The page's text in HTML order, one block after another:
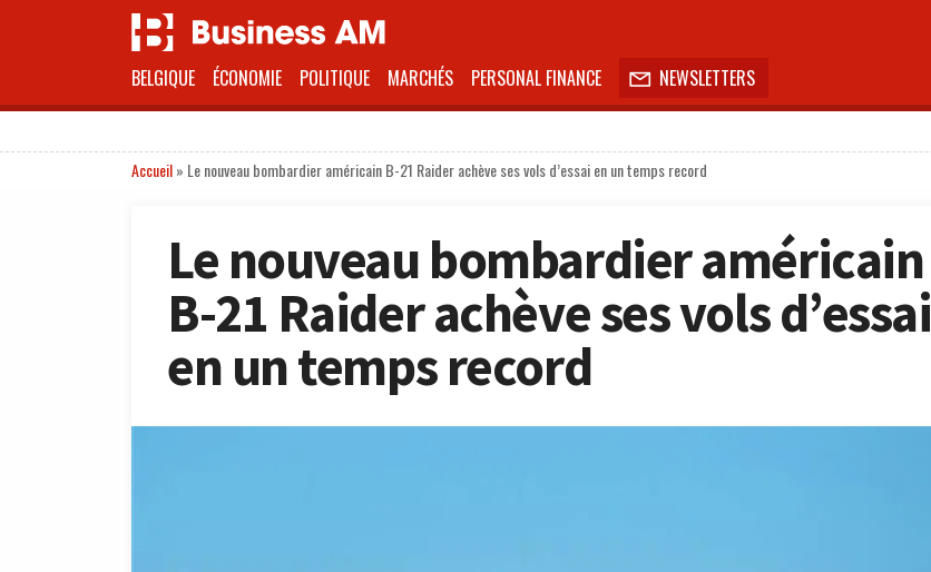
BELGIQUE ÉCONOMIE POLITIQUE MARCHÉS PERSONAL FINANCE  NEWSLETTERS
Accueil» Le nouveau bombardier américain B-21 Raider achève ses vols d’essai en un temps record
Le nouveau bombardier américain
B-21 Raider achève ses vols d’essai
en un temps record